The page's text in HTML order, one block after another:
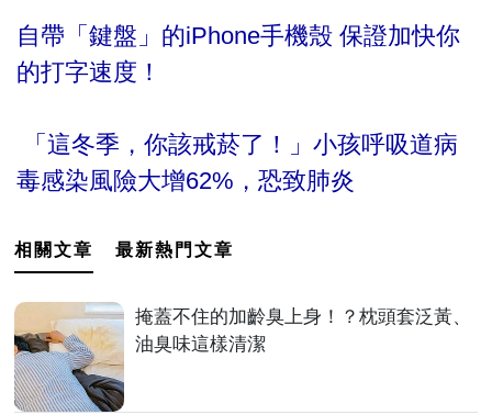
自帶「鍵盤」的iPhone手機殼 保證加快你
的打字速度！
「這冬季，你該戒菸了！」小孩呼吸道病
毒感染風險大增62%，恐致肺炎
相關文章 最新熱門文章
掩蓋不住的加齡臭上身！？枕頭套泛黃、
油臭味這樣清潔